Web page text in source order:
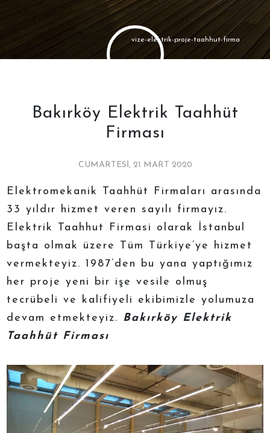
vize-elektrik-proje-taahhut-firma
Bakırköy Elektrik Taahhüt
Firması
CUMARTESI, 21 MART 2020
Elektromekanik Taahhüt Firmaları arasında
33 yıldır hizmet veren sayılı firmayız.
Elektrik Taahhut Firmasi olarak İstanbul
başta olmak üzere Tüm Türkiye’ye hizmet
vermekteyiz. 1987’den bu yana yaptığımız
her proje yeni bir işe vesile olmuş
tecrübeli ve kalifiyeli ekibimizle yolumuza
devam etmekteyiz. Bakırköy Elektrik
Taahhüt Firması